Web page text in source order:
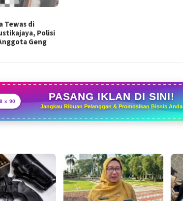
Tewas di
Polisi
Geng
x 90 PASANG IKLAN DI SINI!
Jangkau Ribuan Pelanggan & Promosikan Bisnis Anda